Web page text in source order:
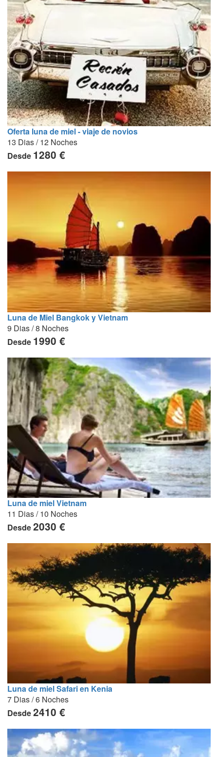
Oferta luna de miel - viaje de novios
13 Dias / 12 Noches
Desde 1280 €
Luna de Miel Bangkok y Vietnam
9 Dias / 8 Noches
Desde 1990 €
Luna de miel Vietnam
11 Dias / 10 Noches
Desde2030 €
Luna de miel Safari en Kenia
7 Dias / 6 Noches
Desde2410 €